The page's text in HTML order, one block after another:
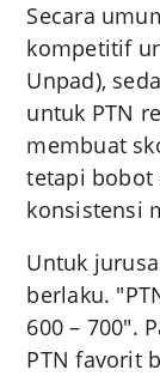
Secara
kompetitif
Unpad),
untuk PTN
membuat
tetapi bobot
konsistensi
Untuk
berlaku.
600 – 700".
PTN favorit